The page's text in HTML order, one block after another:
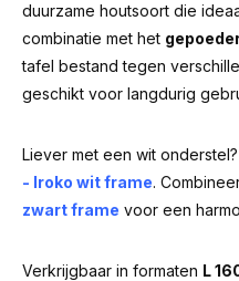
duurzame houtsoort die
combinatie met het
tafel bestand tegen
geschikt voor langdurig
Liever met een wit
- Iroko wit frame.
zwart frame voor een
Verkrijgbaar in formaten L